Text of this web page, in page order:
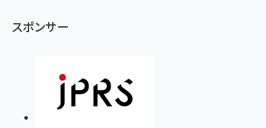
スポンサー